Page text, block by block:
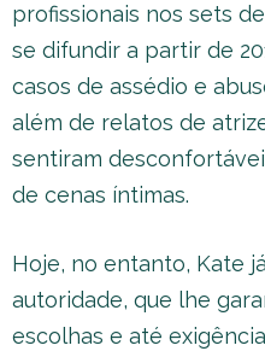
profissionais nos sets
se difundir a partir de
casos de assédio e
além de relatos de
sentiram
de cenas íntimas.
Hoje, no entanto, Kate
autoridade, que lhe
escolhas e até